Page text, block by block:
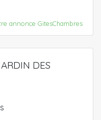
annonce GitesChambres
DES